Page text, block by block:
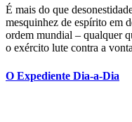
É mais do que
mesquinhez de espírito em
ordem mundial – qualquer
o exército lute contra a
O Expediente Dia-a-Dia